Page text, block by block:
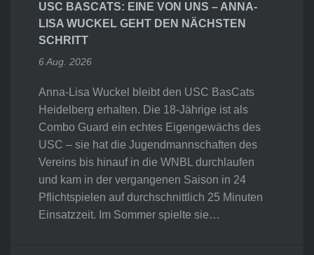
USC BASCATS: EINE VON UNS – ANNA-
LISA WUCKEL GEHT DEN NÄCHSTEN
SCHRITT
6 Aug. 2026
Anna-Lisa Wuckel bleibt den USC BasCats
Heidelberg erhalten. Die 18-Jährige ist als
Combo Guard ein echtes Eigengewächs des
USC – sie hat die Jugendmannschaften des
Vereins bis hinauf in die WNBL durchlaufen
und kam in der vergangenen Saison in 24
Pflichtspielen auf durchschnittlich 25 Minuten
Einsatzzeit. Im Sommer spielte sie…